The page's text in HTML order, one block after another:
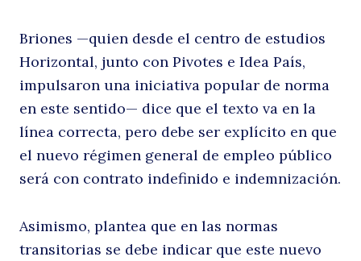
Briones —quien desde el centro de estudios
Horizontal, junto con Pivotes e Idea País,
impulsaron una iniciativa popular de norma
en este sentido— dice que el texto va en la
línea correcta, pero debe ser explícito en que
el nuevo régimen general de empleo público
será con contrato indefinido e indemnización.
Asimismo, plantea que en las normas
transitorias se debe indicar que este nuevo